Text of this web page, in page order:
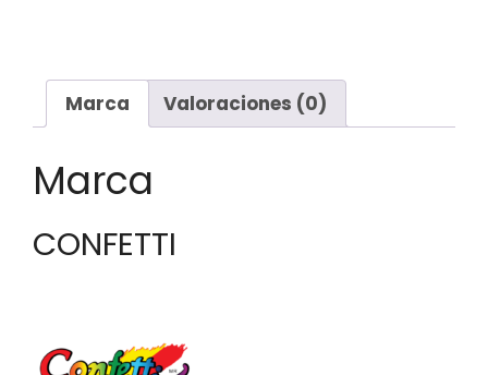
Marca Valoraciones (0)
Marca
CONFETTI